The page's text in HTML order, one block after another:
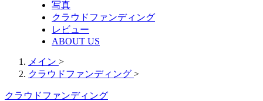
写真
クラウドファンディング
レビュー
ABOUT US
メイン >
クラウドファンディング >
クラウドファンディング